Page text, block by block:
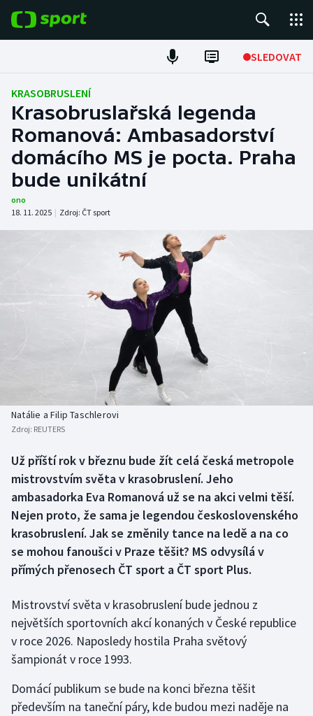
SLEDOVAT
Fotbal
Hokej
Tenis
Atletika
Americký fotbal
Boby a skeleton
Box
Curling
Dostihy
Florbal
Golf
Gymnastika
Házená
NEPŘEHLÉDNĚTE
Aplikace ČT sport
AZ kvíz
KRASOBRUSLENÍ
Krasobruslařská legenda
Romanová: Ambasadorství
domácího MS je pocta. Praha
bude unikátní
ono
18. 11. 2025 | Zdroj: ČT sport
Natálie a Filip Taschlerovi
Zdroj: REUTERS
Už příští rok v březnu bude žít celá česká metropole
mistrovstvím světa v krasobruslení. Jeho
ambasadorka Eva Romanová už se na akci velmi těší.
Nejen proto, že sama je legendou československého
krasobruslení. Jak se změnily tance na ledě a na co
se mohou fanoušci v Praze těšit? MS odvysílá v
přímých přenosech ČT sport a ČT sport Plus.
Mistrovství světa v krasobruslení bude jednou z
největších sportovních akcí konaných v České republice
v roce 2026. Naposledy hostila Praha světový
šampionát v roce 1993.
Domácí publikum se bude na konci března těšit
především na taneční páry, kde budou mezi naděje na